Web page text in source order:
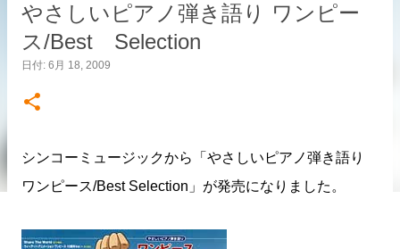
やさしいピアノ弾き語り ワンピー
ス/Best Selection
日付: 6月 18, 2009
シンコーミュージックから「やさしいピアノ弾き語り
ワンピース/Best Selection」が発売になりました。